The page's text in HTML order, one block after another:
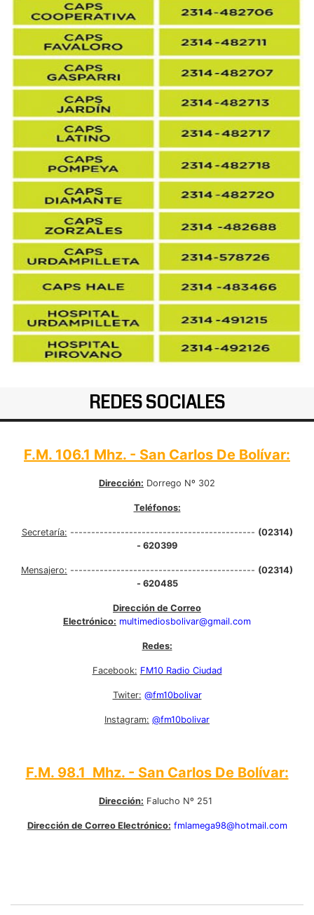
REDES SOCIALES
F.M. 106.1 Mhz. - San Carlos De Bolívar:
Dirección: Dorrego Nº 302
Teléfonos:
Secretaría: -------------------------------------------- (02314)
- 620399
Mensajero: -------------------------------------------- (02314)
- 620485
Dirección de Correo
Electrónico: multimediosbolivar@gmail.com
Redes:
Facebook: FM10 Radio Ciudad
Twiter: @fm10bolivar
Instagram: @fm10bolivar
F.M. 98.1 Mhz. - San Carlos De Bolívar:
Dirección: Falucho Nº 251
Dirección de Correo Electrónico: fmlamega98@hotmail.com